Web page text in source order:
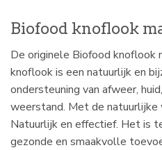
Biofood knoflook
De originele Biofood knoflook
knoflook is een natuurlijk en
ondersteuning van afweer,
weerstand. Met de natuurlijke
Natuurlijk en effectief. Het is
gezonde en smaakvolle